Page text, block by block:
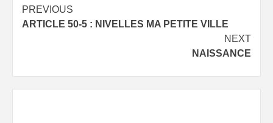
Post
navigation
PREVIOUS
ARTICLE 50-5 : NIVELLES MA PETITE VILLE
NEXT
NAISSANCE